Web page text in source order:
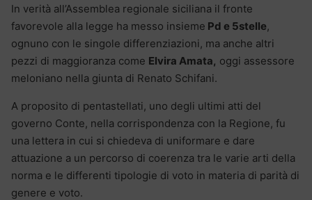
In verità all’Assemblea regionale siciliana il fronte
favorevole alla legge ha messo insieme Pd e 5stelle,
ognuno con le singole differenziazioni, ma anche altri
pezzi di maggioranza come Elvira Amata, oggi assessore
meloniano nella giunta di Renato Schifani.
A proposito di pentastellati, uno degli ultimi atti del
governo Conte, nella corrispondenza con la Regione, fu
una lettera in cui si chiedeva di uniformare e dare
attuazione a un percorso di coerenza tra le varie arti della
norma e le differenti tipologie di voto in materia di parità di
genere e voto.